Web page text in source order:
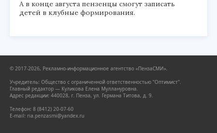
А в конце августа пензенцы смогут записать
детей в клубные формирования.
© 2017-2026, Рекламно-информационное агентство «ПензаСМИ».
Учредитель: Общество с ограниченной ответственностью "Оптимист".
Главный редактор — Куликова Елена Муллануровна.
Адрес редакции: 440028, г. Пенза, ул. Германа Титова, д. 9.
Телефон: 8 (8412) 20-07-60
E-mail: ria.penzasmi@yandex.ru